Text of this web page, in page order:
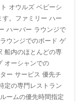
オウルズ ベビーシ
。ファミリー ハー
ハーバー ラウンジで
ウンジでのボード ゲ
船内のほとんどの専
オーシャンでの
ー サービス 優先チ
定の専門レストラン
ームの優先時間指定